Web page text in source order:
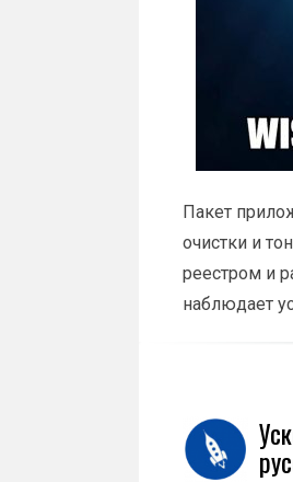
Пакет
очистки и
реестром и
наблюдает